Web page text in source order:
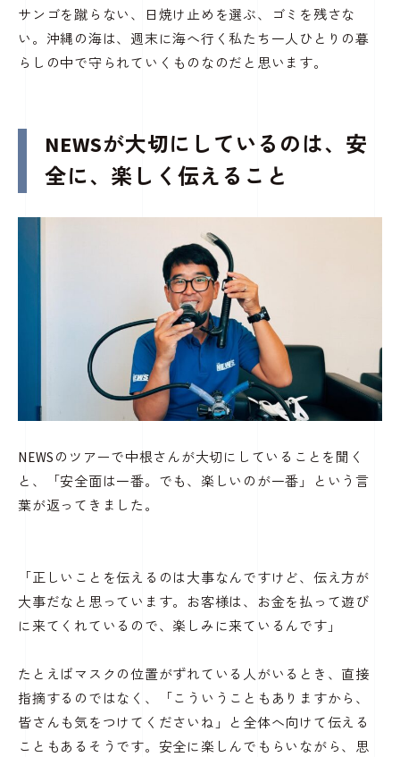
サンゴを蹴らない、日焼け止めを選ぶ、ゴミを残さな
い。沖縄の海は、週末に海へ行く私たち一人ひとりの暮
らしの中で守られていくものなのだと思います。
NEWSが大切にしているのは、安
全に、楽しく伝えること
NEWSのツアーで中根さんが大切にしていることを聞く
と、「安全面は一番。でも、楽しいのが一番」という言
葉が返ってきました。
「正しいことを伝えるのは大事なんですけど、伝え方が
大事だなと思っています。お客様は、お金を払って遊び
に来てくれているので、楽しみに来ているんです」
たとえばマスクの位置がずれている人がいるとき、直接
指摘するのではなく、「こういうこともありますから、
皆さんも気をつけてくださいね」と全体へ向けて伝える
こともあるそうです。安全に楽しんでもらいながら、思